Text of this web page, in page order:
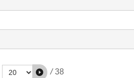
/ 38